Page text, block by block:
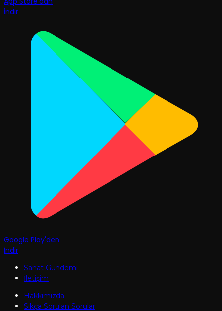
İndir
Google Play'den
İndir
Sanat Gündemi
İletişim
Hakkımızda
Sıkça Sorulan Sorular